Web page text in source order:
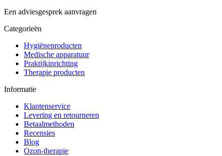
Een adviesgesprek aanvragen
Categorieën
Hygiëneproducten
Medische apparatuur
Praktijkinrichting
Therapie producten
Informatie
Klantenservice
Levering en retourneren
Betaalmethoden
Recensies
Blog
Ozon-therapie